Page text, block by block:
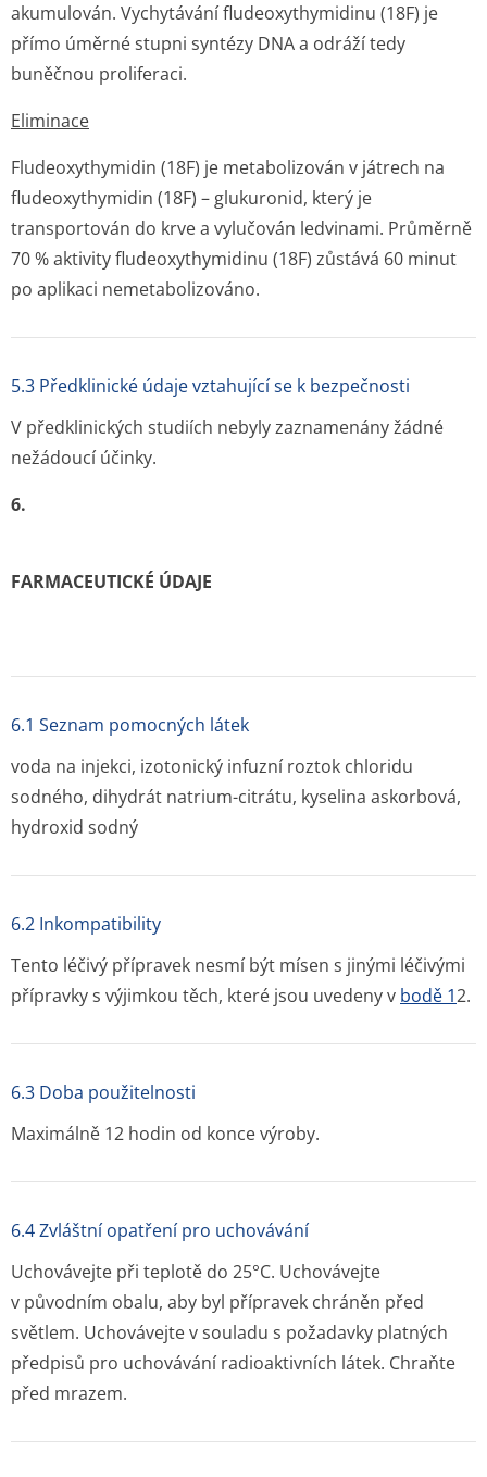
akumulován. Vychytávání fludeoxythymidinu (18F) je
přímo úměrné stupni syntézy DNA a odráží tedy
buněčnou proliferaci.
Eliminace
Fludeoxythymidin (18F) je metabolizován v játrech na
fludeoxythymidin (18F) – glukuronid, který je
transportován do krve a vylučován ledvinami. Průměrně
70 % aktivity fludeoxythymidinu (18F) zůstává 60 minut
po aplikaci nemetabolizováno.
5.3 Předklinické údaje vztahující se k bezpečnosti
V předklinických studiích nebyly zaznamenány žádné
nežádoucí účinky.
6.
FARMACEUTICKÉ ÚDAJE
6.1 Seznam pomocných látek
voda na injekci, izotonický infuzní roztok chloridu
sodného, dihydrát natrium-citrátu, kyselina askorbová,
hydroxid sodný
6.2 Inkompatibility
Tento léčivý přípravek nesmí být mísen s jinými léčivými
přípravky s výjimkou těch, které jsou uvedeny v bodě 12.
6.3 Doba použitelnosti
Maximálně 12 hodin od konce výroby.
6.4 Zvláštní opatření pro uchovávání
Uchovávejte při teplotě do 25°C. Uchovávejte
v původním obalu, aby byl přípravek chráněn před
světlem. Uchovávejte v souladu s požadavky platných
předpisů pro uchovávání radioaktivních látek. Chraňte
před mrazem.